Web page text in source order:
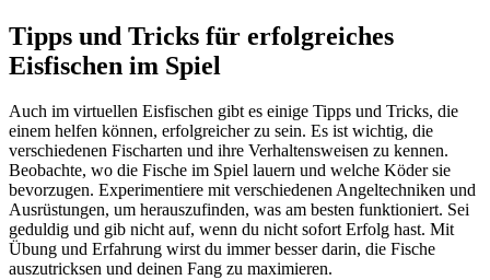
Tipps und Tricks für erfolgreiches
Eisfischen im Spiel
Auch im virtuellen Eisfischen gibt es einige Tipps und Tricks, die
einem helfen können, erfolgreicher zu sein. Es ist wichtig, die
verschiedenen Fischarten und ihre Verhaltensweisen zu kennen.
Beobachte, wo die Fische im Spiel lauern und welche Köder sie
bevorzugen. Experimentiere mit verschiedenen Angeltechniken und
Ausrüstungen, um herauszufinden, was am besten funktioniert. Sei
geduldig und gib nicht auf, wenn du nicht sofort Erfolg hast. Mit
Übung und Erfahrung wirst du immer besser darin, die Fische
auszutricksen und deinen Fang zu maximieren.